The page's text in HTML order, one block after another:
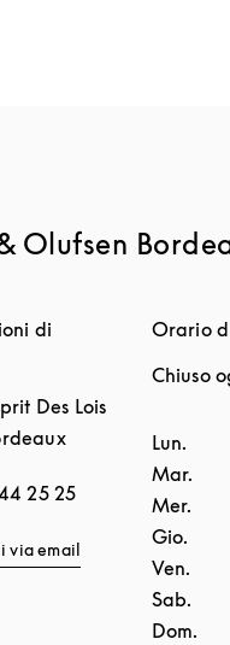
Olufsen
di
Des Lois
25 25
via email
Orario
Chiuso
Giorno
Lun.
Mar.
Mer.
Gio.
Ven.
Sab.
Dom.